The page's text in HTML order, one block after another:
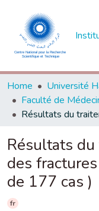
Home
Résultats
des
de 177 cas )
fr